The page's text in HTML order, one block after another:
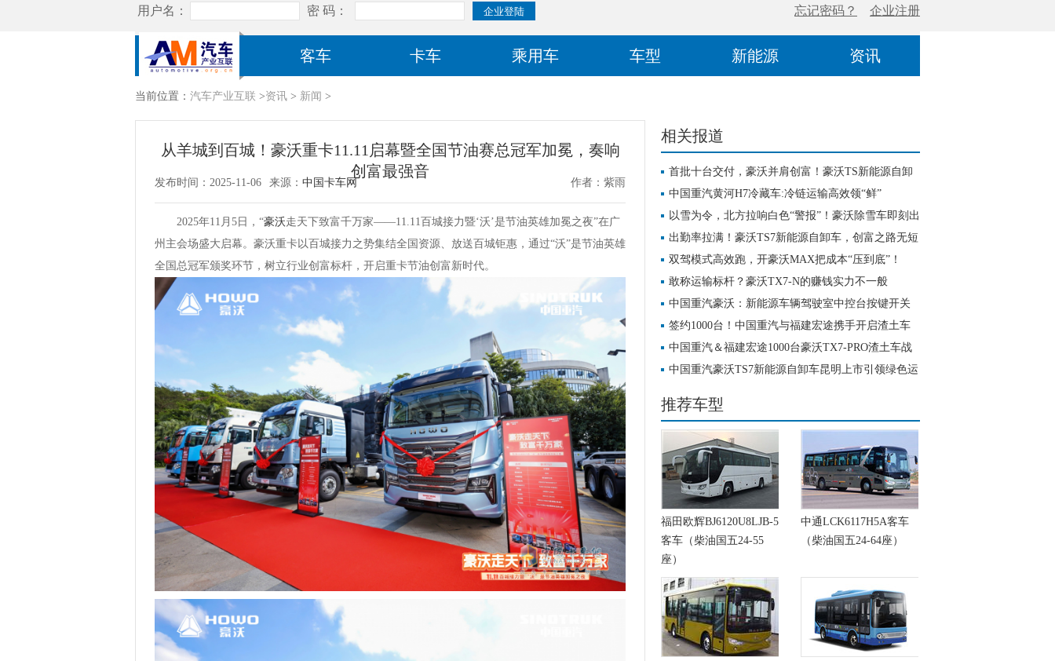
客车 卡车 乘用车 车型 新能源 资讯
当前位置： 汽车产业互联 >资讯 > 新闻 >
从羊城到百城！豪沃重卡11.11启幕暨全国节油赛总冠军加冕，奏响
创富最强音
发布时间：2025-11-06 来源： 中国卡车网 作者：紫雨
2025年11月5日，“豪沃走天下致富千万家——11.11百城接力暨‘沃’是节油英雄加冕之夜”在广
州主会场盛大启幕。豪沃重卡以百城接力之势集结全国资源、放送百城钜惠，通过“沃”是节油英雄
全国总冠军颁奖环节，树立行业创富标杆，开启重卡节油创富新时代。
相关报道
首批十台交付，豪沃并肩创富！豪沃TS新能源自卸
车赋能宜宾工程运输
中国重汽黄河H7冷藏车:冷链运输高效领“鲜”
以雪为令，北方拉响白色“警报”！豪沃除雪车即刻出
发出勤率拉满！豪沃TS7新能源自卸车，创富之路无短
板！
双驾模式高效跑，开豪沃MAX把成本“压到底”！
敢称运输标杆？豪沃TX7-N的赚钱实力不一般
中国重汽豪沃：新能源车辆驾驶室中控台按键开关
操作指南
签约1000台！中国重汽与福建宏途携手开启渣土车
新时代
中国重汽＆福建宏途1000台豪沃TX7-PRO渣土车战
略签约
中国重汽豪沃TS7新能源自卸车昆明上市引领绿色运
推荐车型
福田欧辉BJ6120U8LJB-5
客车（柴油国五24-55
座）
中通LCK6117H5A客车
（柴油国五24-64座）